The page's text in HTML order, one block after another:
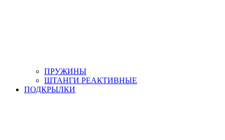
ПРУЖИНЫ
ШТАНГИ РЕАКТИВНЫЕ
ПОДКРЫЛКИ